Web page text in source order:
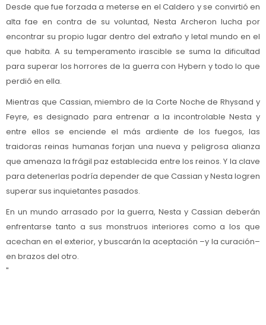
Desde que fue forzada a meterse en el Caldero y se convirtió en
alta fae en contra de su voluntad, Nesta Archeron lucha por
encontrar su propio lugar dentro del extraño y letal mundo en el
que habita. A su temperamento irascible se suma la dificultad
para superar los horrores de la guerra con Hybern y todo lo que
perdió en ella.
Mientras que Cassian, miembro de la Corte Noche de Rhysand y
Feyre, es designado para entrenar a la incontrolable Nesta y
entre ellos se enciende el más ardiente de los fuegos, las
traidoras reinas humanas forjan una nueva y peligrosa alianza
que amenaza la frágil paz establecida entre los reinos. Y la clave
para detenerlas podría depender de que Cassian y Nesta logren
superar sus inquietantes pasados.
En un mundo arrasado por la guerra, Nesta y Cassian deberán
enfrentarse tanto a sus monstruos interiores como a los que
acechan en el exterior, y buscarán la aceptación –y la curación–
en brazos del otro.
"